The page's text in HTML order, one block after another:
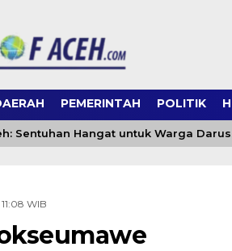
PEMERINTAH POLITIK
Sentuhan Hangat untuk Warga
WIB